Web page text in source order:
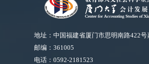
地址：中国福建省厦门市思明南路422号
邮编：361005
电话：0592-2181523